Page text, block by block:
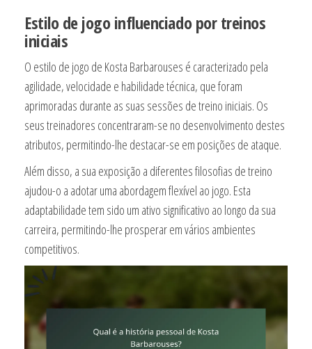
Estilo de jogo influenciado por treinos
iniciais
O estilo de jogo de Kosta Barbarouses é caracterizado pela
agilidade, velocidade e habilidade técnica, que foram
aprimoradas durante as suas sessões de treino iniciais. Os
seus treinadores concentraram-se no desenvolvimento destes
atributos, permitindo-lhe destacar-se em posições de ataque.
Além disso, a sua exposição a diferentes filosofias de treino
ajudou-o a adotar uma abordagem flexível ao jogo. Esta
adaptabilidade tem sido um ativo significativo ao longo da sua
carreira, permitindo-lhe prosperar em vários ambientes
competitivos.